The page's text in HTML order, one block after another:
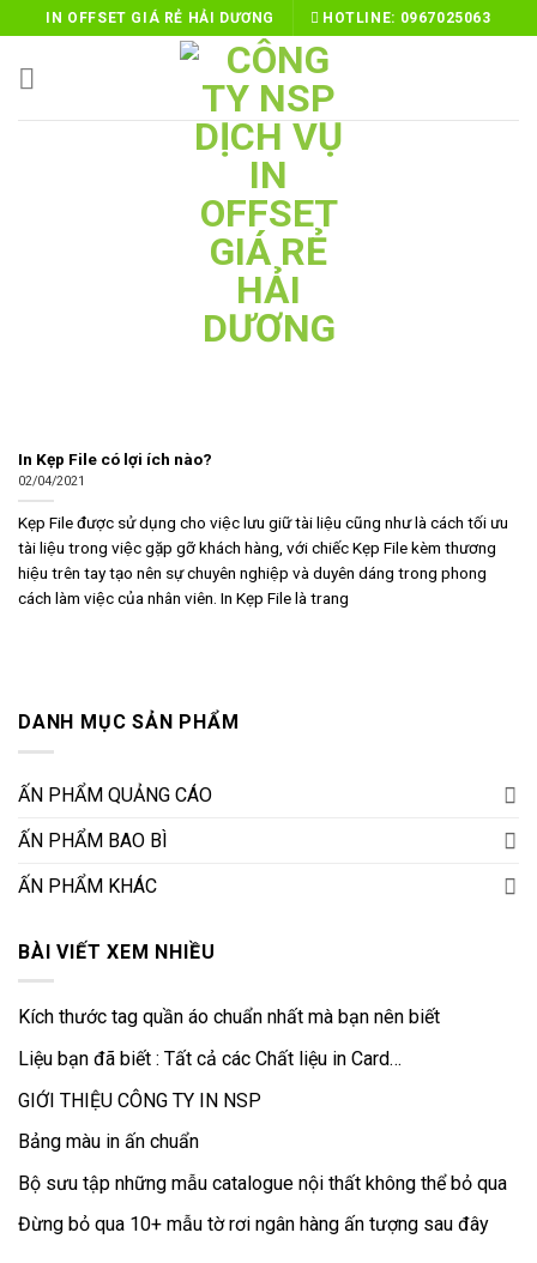
to
content
IN OFFSET GIÁ RẺ HẢI DƯƠNG HOTLINE: 0967025063
DANH MỤC SẢN PHẨM
ẤN PHẨM QUẢNG CÁO
ẤN PHẨM BAO BÌ
ẤN PHẨM KHÁC
BÀI VIẾT XEM NHIỀU
Kích thước tag quần áo chuẩn nhất mà bạn nên biết
Liệu bạn đã biết : Tất cả các Chất liệu in Card…
GIỚI THIỆU CÔNG TY IN NSP
Bảng màu in ấn chuẩn
Bộ sưu tập những mẫu catalogue nội thất không thể bỏ qua
Đừng bỏ qua 10+ mẫu tờ rơi ngân hàng ấn tượng sau đây
In Kẹp File có lợi ích nào?
02/04/2021
Kẹp File được sử dụng cho việc lưu giữ tài liệu cũng như là cách tối ưu
tài liệu trong việc gặp gỡ khách hàng, với chiếc Kẹp File kèm thương
hiệu trên tay tạo nên sự chuyên nghiệp và duyên dáng trong phong
cách làm việc của nhân viên. In Kẹp File là trang